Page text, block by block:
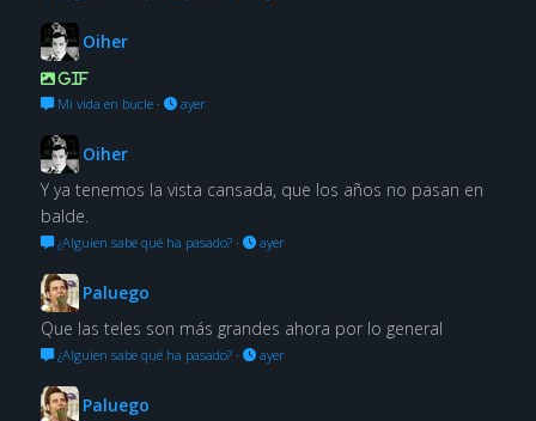
Oiher
GIF
Mi vida en bucle· ayer
Oiher
Y ya tenemos la vista cansada, que los años no pasan en
balde.
¿Alguien sabe qué ha pasado?· ayer
Paluego
Que las teles son más grandes ahora por lo general
¿Alguien sabe qué ha pasado?· ayer
Paluego